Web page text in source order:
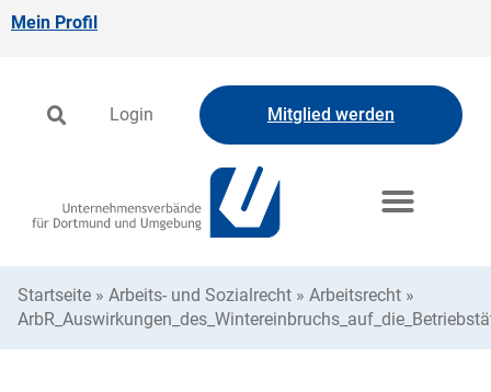
Mein Profil
Login Mitglied werden
Startseite » Arbeits- und Sozialrecht » Arbeitsrecht »